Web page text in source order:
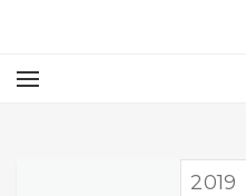
2019